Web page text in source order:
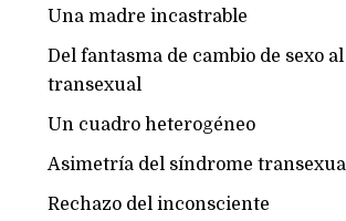
Una madre incastrable
Del fantasma de cambio de sexo al
transexual
Un cuadro heterogéneo
Asimetría del síndrome transexual
Rechazo del inconsciente